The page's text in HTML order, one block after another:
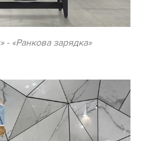
- «Ранкова зарядка»